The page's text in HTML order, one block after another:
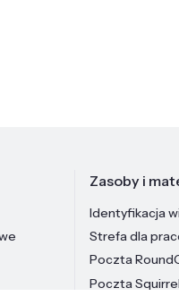
Zasoby i
Identyfikacja
Strefa dla
Poczta
Poczta